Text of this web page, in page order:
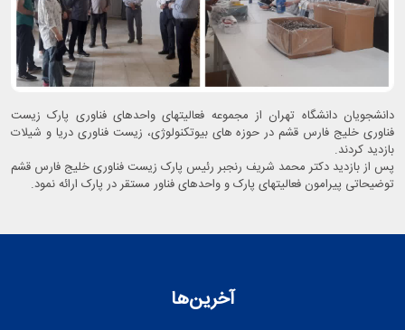
دانشجویان دانشگاه تهران از مجموعه فعالیتهای واحدهای فناوری پارک زیست
فناوری خلیج فارس قشم در حوزه های بیوتکنولوژی، زیست فناوری دریا و شیلات
بازدید کردند.
پس از بازدید دکتر محمد شریف رنجبر رئیس پارک زیست فناوری خلیج فارس قشم
توضیحاتی پیرامون فعالیتهای پارک و واحدهای فناور مستقر در پارک ارائه نمود.
آخرین‌ها